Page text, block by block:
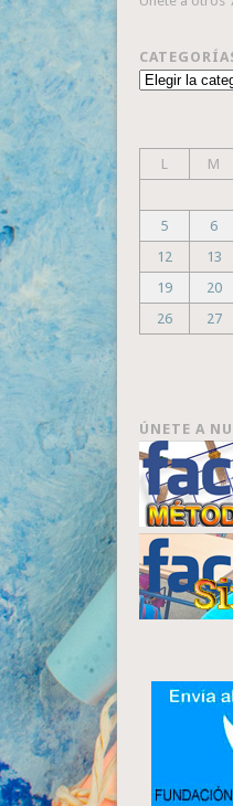
Categorías
L
M
5
6
12
13
19
20
26
27
ÚNETE A